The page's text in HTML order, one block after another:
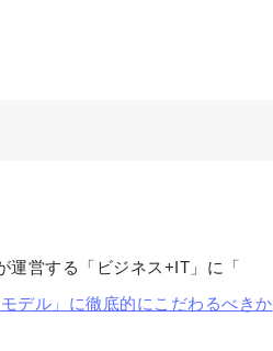
運営する「ビジネス+IT」に「
デル」に徹底的にこだわるべきか